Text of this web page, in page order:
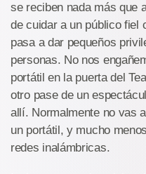
se reciben nada más que
de cuidar a un público fiel
pasa a dar pequeños
personas. No nos
portátil en la puerta del
otro pase de un
allí. Normalmente no vas
un portátil, y mucho
redes inalámbricas.